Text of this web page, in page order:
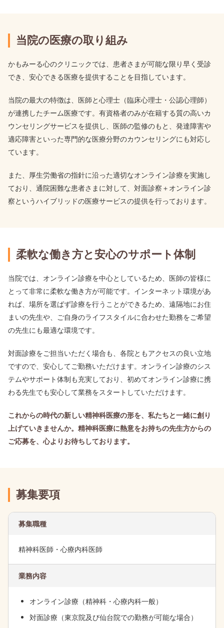
当院の医療の取り組み
かもみーる心のクリニックでは、患者さまが可能な限り早く受診
でき、安心できる医療を提供することを目指しています。
当院の最大の特徴は、医師と心理士（臨床心理士・公認心理師）
が連携したチーム医療です。有資格者のみが在籍する質の高いカ
ウンセリングサービスを提供し、医師の監修のもと、発達障害や
適応障害といった専門的な医療分野のカウンセリングにも対応し
ています。
また、厚生労働省の指針に沿った適切なオンライン診療を実施し
ており、通院困難な患者さまに対して、対面診察＋オンライン診
察というハイブリッドの医療サービスの提供を行っております。
柔軟な働き方と安心のサポート体制
当院では、オンライン診療を中心としているため、医師の皆様に
とって非常に柔軟な働き方が可能です。インターネット環境があ
れば、場所を選ばず診療を行うことができるため、遠隔地にお住
まいの先生や、ご自身のライフスタイルに合わせた勤務をご希望
の先生にも最適な環境です。
対面診療をご担当いただく場合も、各院ともアクセスの良い立地
ですので、安心してご勤務いただけます。オンライン診療のシス
テムやサポート体制も充実しており、初めてオンライン診療に携
わる先生でも安心して業務をスタートしていただけます。
これからの時代の新しい精神科医療の形を、私たちと一緒に創り
上げていきませんか。精神科医療に熱意をお持ちの先生方からの
ご応募を、心よりお待ちしております。
募集要項
募集職種
精神科医師・心療内科医師
業務内容
オンライン診療（精神科・心療内科一般）
対面診療（東京院及び仙台院での勤務が可能な場合）